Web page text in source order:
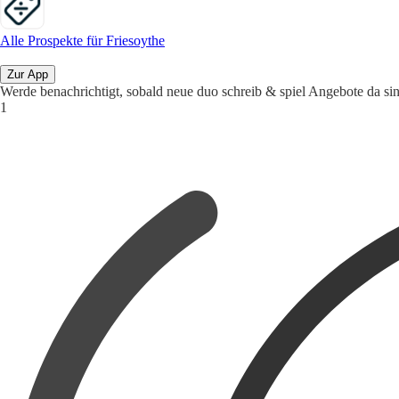
Alle Prospekte für Friesoythe
Zur App
Werde benachrichtigt, sobald neue duo schreib & spiel Angebote da